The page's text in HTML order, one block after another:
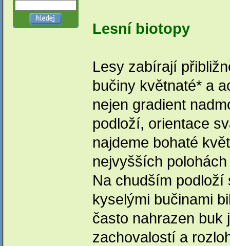
Lesní biotopy
Lesy zabírají
bučiny květnaté* a
nejen gradient
podloží, orientace
najdeme bohaté
nejvyšších
Na chudším
kyselými bučinami
často nahrazen buk
zachovalostí a